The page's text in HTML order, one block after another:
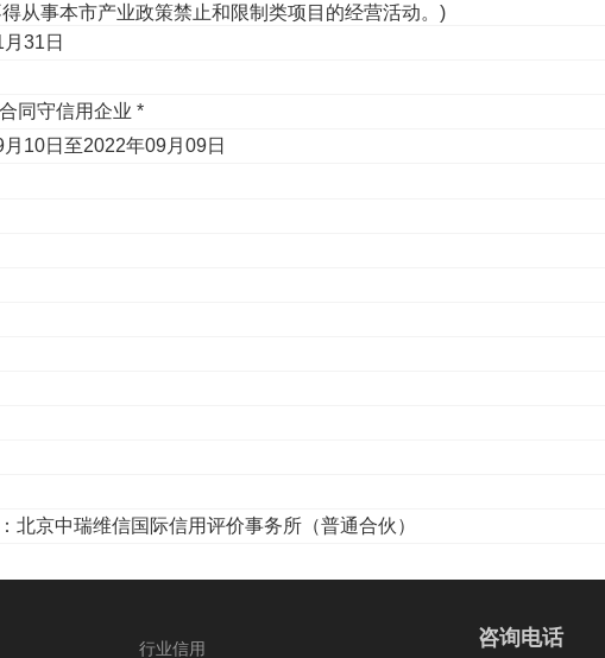
从事本市产业政策禁止和限制类项目的经营活动。)
31日
同守信用企业 *
10日至2022年09月09日
北京中瑞维信国际信用评价事务所（普通合伙）
行业信用 咨询电话